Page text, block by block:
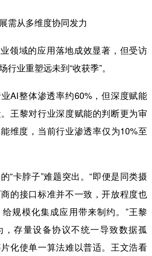
从多维度协同发力
域的应用落地成效显著，但受访
行业重塑远未到“收获季”。
整体渗透率约60%，但深度赋能
王黎对行业深度赋能的判断更为审
维度，当前行业渗透率仅为10%至
卡脖子”难题突出。“即便是同类摄
的接口标准并不一致，开放程度也
规模化集成应用带来制约。”王黎
，存量设备协议不统一导致数据孤
化使单一算法难以普适。王文浩看